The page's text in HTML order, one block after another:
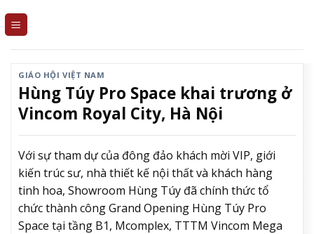
GIÁO HỘI VIỆT NAM
Hùng Túy Pro Space khai trương ở
Vincom Royal City, Hà Nội
Với sự tham dự của đông đảo khách mời VIP, giới
kiến trúc sư, nhà thiết kế nội thất và khách hàng
tinh hoa, Showroom Hùng Túy đã chính thức tổ
chức thành công Grand Opening Hùng Túy Pro
Space tại tầng B1, Mcomplex, TTTM Vincom Mega